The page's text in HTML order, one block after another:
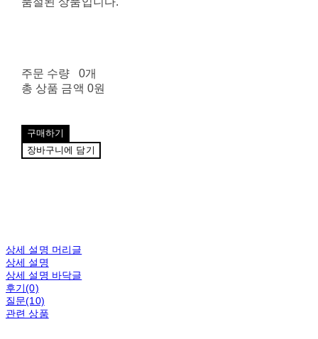
주문 수량
0개
총 상품 금액 0원
구매하기
장바구니에 담기
상세 설명 머리글
상세 설명
상세 설명 바닥글
후기(0)
질문(10)
관련 상품